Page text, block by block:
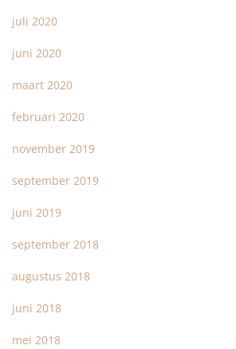
juli 2020
juni 2020
maart 2020
februari 2020
november 2019
september 2019
juni 2019
september 2018
augustus 2018
juni 2018
mei 2018